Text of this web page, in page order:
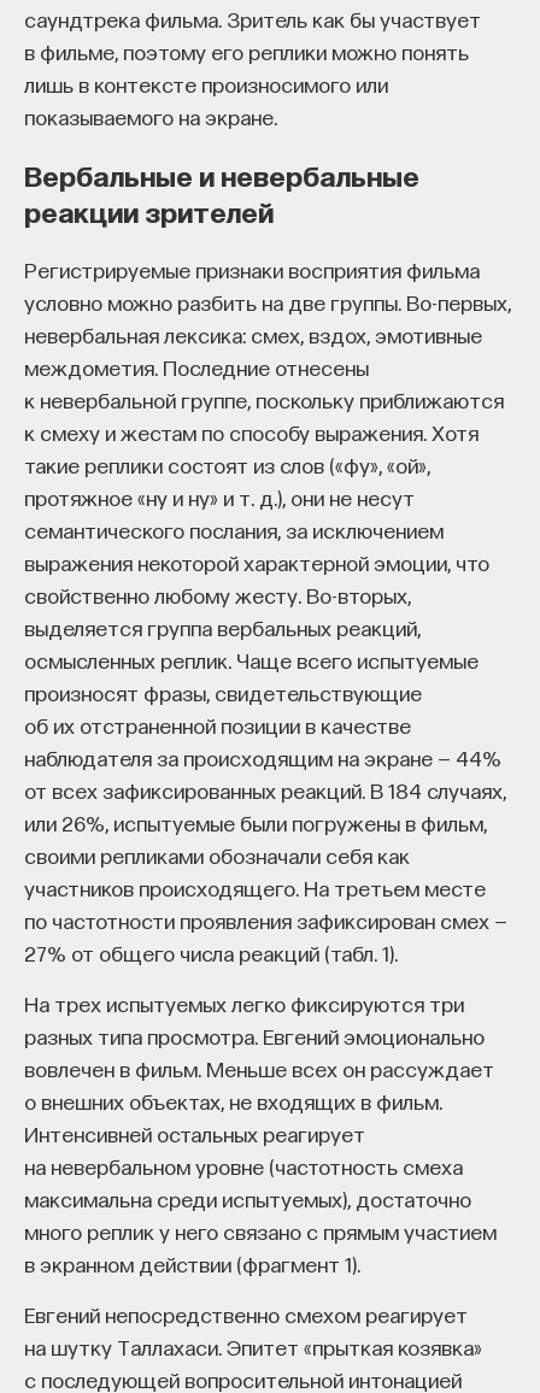
саундтрека фильма. Зритель как бы участвует
в фильме, поэтому его реплики можно понять
лишь в контексте произносимого или
показываемого на экране.
Вербальные и невербальные
реакции зрителей
Регистрируемые признаки восприятия фильма
условно можно разбить на две группы. Во-первых,
невербальная лексика: смех, вздох, эмотивные
междометия. Последние отнесены
к невербальной группе, поскольку приближаются
к смеху и жестам по способу выражения. Хотя
такие реплики состоят из слов («фу», «ой»,
протяжное «ну и ну» и т. д.), они не несут
семантического послания, за исключением
выражения некоторой характерной эмоции, что
свойственно любому жесту. Во-вторых,
выделяется группа вербальных реакций,
осмысленных реплик. Чаще всего испытуемые
произносят фразы, свидетельствующие
об их отстраненной позиции в качестве
наблюдателя за происходящим на экране — 44%
от всех зафиксированных реакций. В 184 случаях,
или 26%, испытуемые были погружены в фильм,
своими репликами обозначали себя как
участников происходящего. На третьем месте
по частотности проявления зафиксирован смех —
27% от общего числа реакций (табл. 1).
На трех испытуемых легко фиксируются три
разных типа просмотра. Евгений эмоционально
вовлечен в фильм. Меньше всех он рассуждает
о внешних объектах, не входящих в фильм.
Интенсивней остальных реагирует
на невербальном уровне (частотность смеха
максимальна среди испытуемых), достаточно
много реплик у него связано с прямым участием
в экранном действии (фрагмент 1).
Евгений непосредственно смехом реагирует
на шутку Таллахаси. Эпитет «прыткая козявка»
с последующей вопросительной интонацией